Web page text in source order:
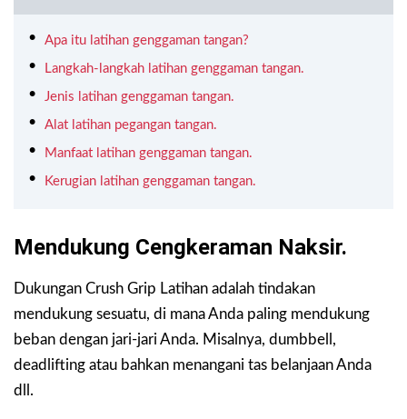
Apa itu latihan genggaman tangan?
Langkah-langkah latihan genggaman tangan.
Jenis latihan genggaman tangan.
Alat latihan pegangan tangan.
Manfaat latihan genggaman tangan.
Kerugian latihan genggaman tangan.
Mendukung Cengkeraman Naksir.
Dukungan Crush Grip Latihan adalah tindakan
mendukung sesuatu, di mana Anda paling mendukung
beban dengan jari-jari Anda. Misalnya, dumbbell,
deadlifting atau bahkan menangani tas belanjaan Anda
dll.